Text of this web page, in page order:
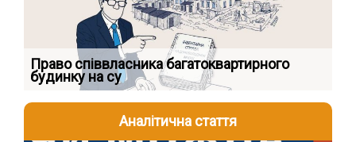
Право співвласника багатоквартирного
будинку на су
Аналітична стаття